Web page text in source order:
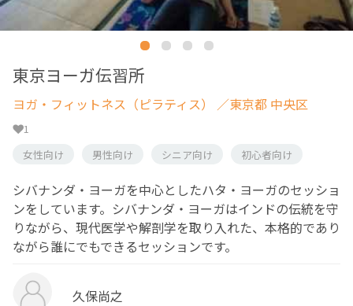
東京ヨーガ伝習所
ヨガ・フィットネス（ピラティス） ／東京都 中央区
1
女性向け
男性向け シニア向け 初心者向け
シバナンダ・ヨーガを中心としたハタ・ヨーガのセッショ
ンをしています。シバナンダ・ヨーガはインドの伝統を守
りながら、現代医学や解剖学を取り入れた、本格的であり
ながら誰にでもできるセッションです。
久保尚之